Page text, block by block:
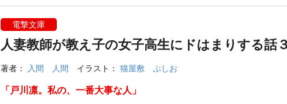
電撃文庫
人妻教師が教え子の女子高生にドはまりする話
著者： 入間 人間 イラスト： 猫屋敷 ぷしお
「戸川凛。私の、一番大事な人」